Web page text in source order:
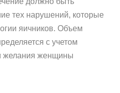
тех нарушений, которые
яичников. Объем
с учетом
желания женщины